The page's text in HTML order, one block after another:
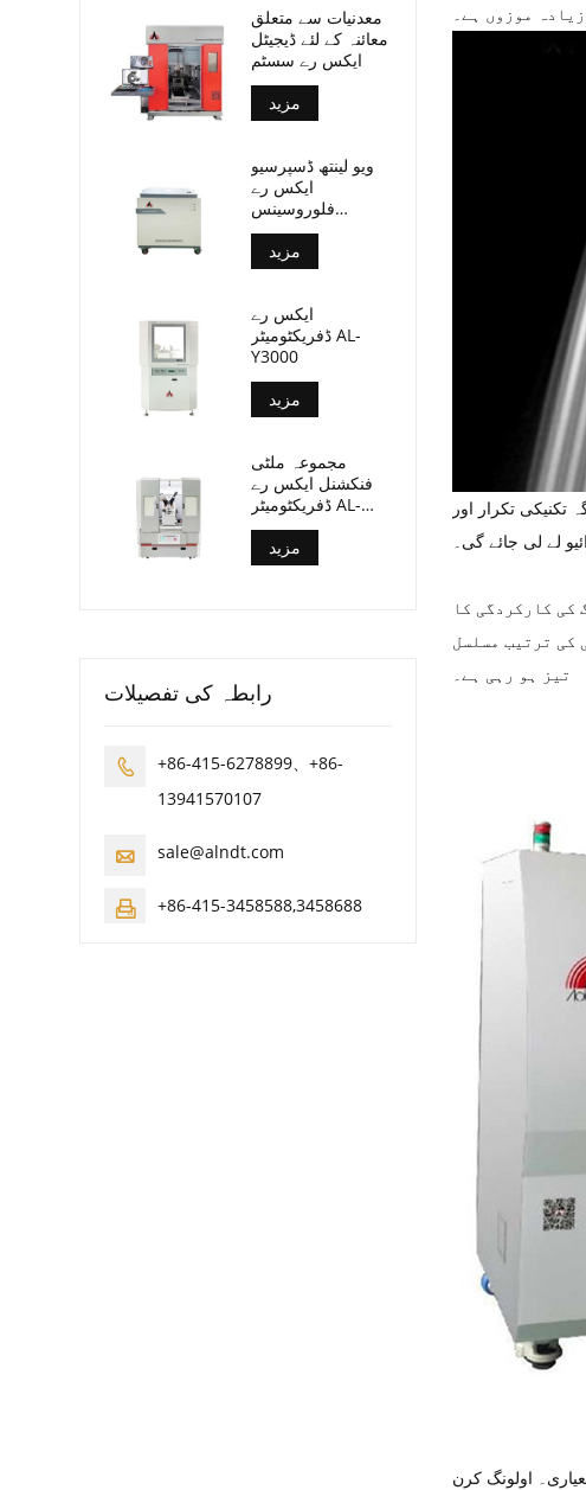
موزوں ہے۔
تکرار اور
لے لی جائے گی۔
کی کارکردگی کا
کی ترتیب مسلسل
تیز ہو رہی ہے۔
اولونگ کرن
معدنیات سے متعلق
معائنہ کے لئے ڈیجیٹل
ایکس رے سسٹم
مزید
ویو لینتھ ڈسپرسیو
ایکس رے
فلوروسینس
سپیکٹرو میٹر (AL-
مزید
ایکس رے
ڈفریکٹومیٹر AL-
Y3000
مزید
مجموعہ ملٹی
فنکشنل ایکس رے
ڈفریکٹومیٹر AL-
Y3500
مزید
رابطہ کی تفصیلات

+86-415-6278899、+86-
13941570107
 sale@alndt.com
 +86-415-3458588,3458688